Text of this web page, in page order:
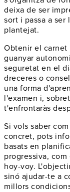
deixa de ser
sort i passa a
plantejat.
Obtenir el carnet
guanyar
seguretat en el
dreceres o
una forma
l'examen i,
t'enfrontaràs
Si vols saber
concret, pots
basats en
progressiva,
hoy-voy.
sinó ajudar-te a
millors